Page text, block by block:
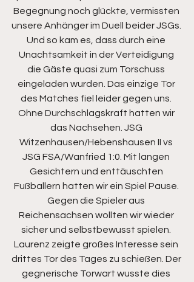
Begegnung noch glückte, vermissten
unsere Anhänger im Duell beider JSGs.
Und so kam es, dass durch eine
Unachtsamkeit in der Verteidigung
die Gäste quasi zum Torschuss
eingeladen wurden. Das einzige Tor
des Matches fiel leider gegen uns.
Ohne Durchschlagskraft hatten wir
das Nachsehen. JSG
Witzenhausen/Hebenshausen II vs
JSG FSA/Wanfried 1:0. Mit langen
Gesichtern und enttäuschten
Fußballern hatten wir ein Spiel Pause.
Gegen die Spieler aus
Reichensachsen wollten wir wieder
sicher und selbstbewusst spielen.
Laurenz zeigte großes Interesse sein
drittes Tor des Tages zu schießen. Der
gegnerische Torwart wusste dies